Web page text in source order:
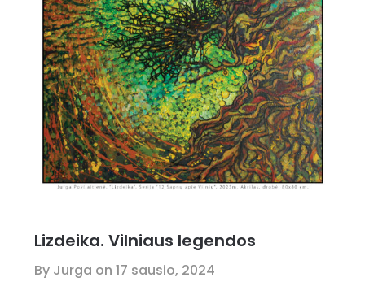
Lizdeika. Vilniaus legendos
By Jurga on17 sausio, 2024